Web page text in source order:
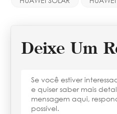
Deixe Um
Se você estiver
e quiser saber mais
mensagem aqui,
possível.